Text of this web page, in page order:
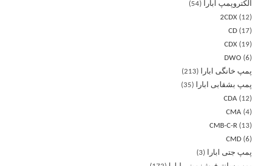
الکتروپمپ ابارا
54
2CDX
12
CD
17
CDX
19
DWO
6
پمپ خانگی ابارا
213
پمپ بشقابی ابارا
35
CDA
12
CMA 4
CMB-C-R
13
CMD 6
پمپ جتی ابارا
3